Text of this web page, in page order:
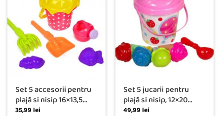
Set 5 accesorii pentru
plajă si nisip 16×13,5...
35,99lei
Set 5 jucarii pentru
plajă si nisip, 12×20...
49,99lei